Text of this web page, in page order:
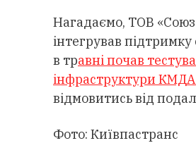
Нагадаємо, ТОВ
інтегрував
в травні почав
інфраструктури КМДА
відмовитись від
Фото: Київпастранс